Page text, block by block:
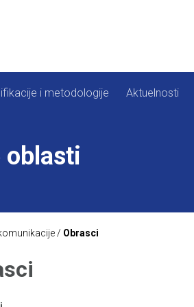
i metodologije Aktuelnosti
/ Obrasci